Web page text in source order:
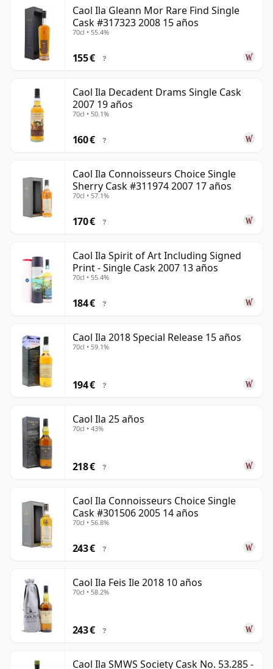
Caol Ila Gleann Mor Rare Find Single
Cask #317323 2008 15 años
70cl • 55.4%
155 € ?
Caol Ila Decadent Drams Single Cask
2007 19 años
70cl • 50.1%
160 € ?
Caol Ila Connoisseurs Choice Single
Sherry Cask #311974 2007 17 años
70cl • 57.1%
170 € ?
Caol Ila Spirit of Art Including Signed
Print - Single Cask 2007 13 años
70cl • 55.4%
184 € ?
Caol Ila 2018 Special Release 15 años
70cl • 59.1%
194 € ?
Caol Ila 25 años
70cl • 43%
218 € ?
Caol Ila Connoisseurs Choice Single
Cask #301506 2005 14 años
70cl • 56.8%
243 € ?
Caol Ila Feis Ile 2018 10 años
70cl • 58.2%
243 € ?
Caol Ila SMWS Society Cask No. 53.285 -